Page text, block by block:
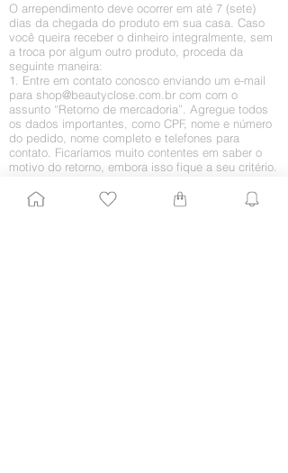
O arrependimento deve ocorrer em até 7 (sete)
dias da chegada do produto em sua casa. Caso
você queira receber o dinheiro integralmente, sem
a troca por algum outro produto, proceda da
seguinte maneira:
1. Entre em contato conosco enviando um e-mail
para shop@beautyclose.com.br com com o
assunto “Retorno de mercadoria”. Agregue todos
os dados importantes, como CPF, nome e número
do pedido, nome completo e telefones para
contato. Ficaríamos muito contentes em saber o
motivo do retorno, embora isso fique a seu critério.
um e-mail informando como o processo de envio
do produto deve ser feito para que esse valor não